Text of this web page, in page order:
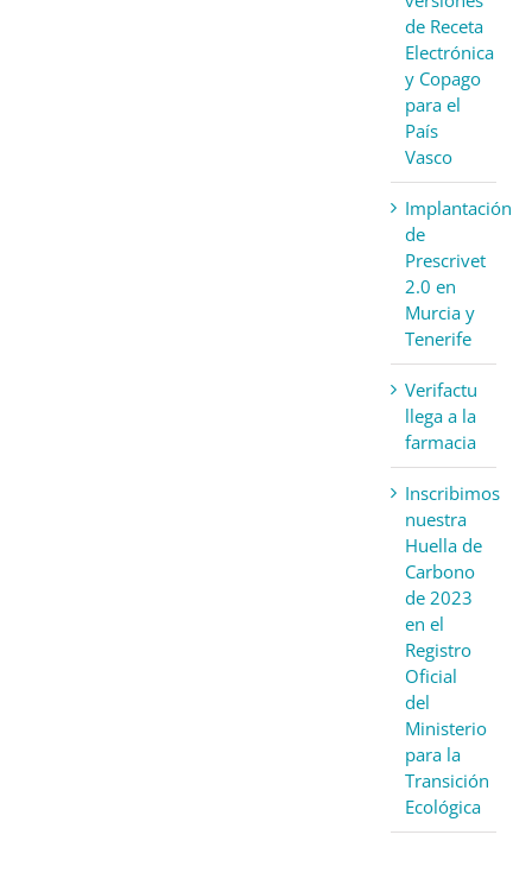
de Receta
Electrónica
y Copago
para el
País
Vasco
Implantación
de
Prescrivet
2.0 en
Murcia y
Tenerife
Verifactu
llega a la
farmacia
Inscribimos
nuestra
Huella de
Carbono
de 2023
en el
Registro
Oficial
del
Ministerio
para la
Transición
Ecológica